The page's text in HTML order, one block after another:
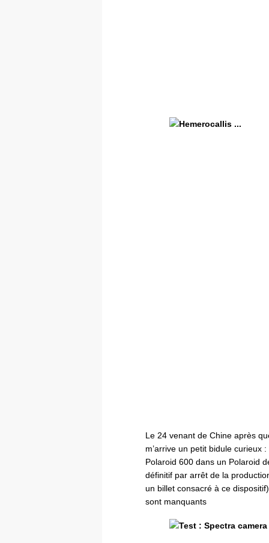
Le 24 venant de Chine après
m’arrive un petit bidule curieux
Polaroid 600 dans un Polaroid
définitif par arrêt de la
un billet consacré à ce
sont manquants